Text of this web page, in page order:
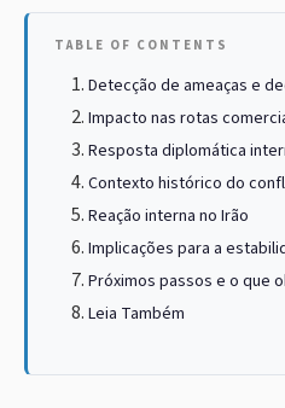
TABLE OF CONTENTS
Detecção de ameaças e
Impacto nas rotas
Resposta diplomática
Contexto histórico do
Reação interna no Irão
Implicações para a
Próximos passos e o que
Leia Também